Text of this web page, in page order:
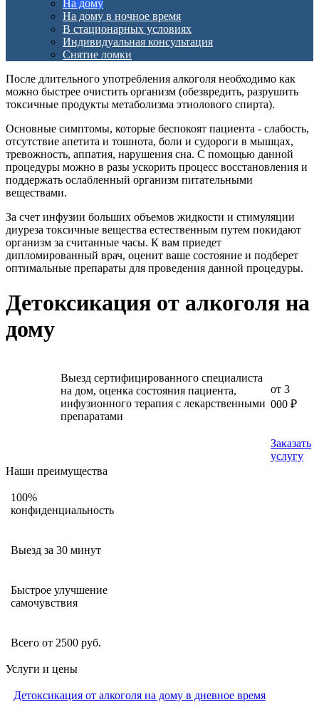
На дому
На дому в ночное время
В стационарных условиях
Индивидуальная консультация
Снятие ломки
После длительного употребления алкоголя необходимо как
можно быстрее очистить организм (обезвредить, разрушить
токсичные продукты метаболизма этиолового спирта).
Основные симптомы, которые беспокоят пациента - слабость,
отсутствие апетита и тошнота, боли и судороги в мышцах,
тревожность, аппатия, нарушения сна. С помощью данной
процедуры можно в разы ускорить процесс восстановления и
поддержать ослабленный организм питательными
веществами.
За счет инфузии больших объемов жидкости и стимуляции
диуреза токсичные вещества естественным путем покидают
организм за считанные часы. К вам приедет
дипломированный врач, оценит ваше состояние и подберет
оптимальные препараты для проведения данной процедуры.
Детоксикация от алкоголя на
дому
Выезд сертифицированного специалиста
на дом, оценка состояния пациента,
инфузионного терапия с лекарственными
препаратами
от 3
000 ₽
Заказать
услугу
Наши преимущества
100%
конфиденциальность
Выезд за 30 минут
Быстрое улучшение
самочувствия
Всего от 2500 руб.
Услуги и цены
Детоксикация от алкоголя на дому в дневное время